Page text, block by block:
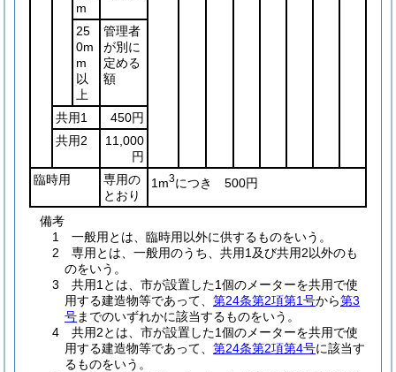
m
25
0m
m
以
上
管理者
が別に
定める
額
共用1
450円
共用2
11,000
円
臨時用
専用の
とおり
1m3につき 500円
備考
1 一般用とは、臨時用以外に供するものをいう。
2 専用とは、一般用のうち、共用1及び共用2以外のも
のをいう。
3 共用1とは、市が設置した1個のメーターを共用で使
用する建造物等であって、 第24条第2項第1号から第3
号までのいずれかに該当するものをいう。
4 共用2とは、市が設置した1個のメーターを共用で使
用する建造物等であって、 第24条第2項第4号に該当す
るものをいう。